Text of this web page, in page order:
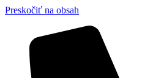
Preskočiť na obsah